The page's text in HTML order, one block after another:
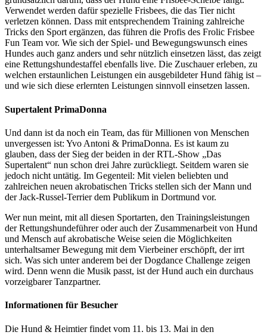
Verwendet werden dafür spezielle Frisbees, die das Tier nicht
verletzen können. Dass mit entsprechendem Training zahlreiche
Tricks den Sport ergänzen, das führen die Profis des Frolic Frisbee
Fun Team vor. Wie sich der Spiel- und Bewegungswunsch eines
Hundes auch ganz anders und sehr nützlich einsetzen lässt, das zeigt
eine Rettungshundestaffel ebenfalls live. Die Zuschauer erleben, zu
welchen erstaunlichen Leistungen ein ausgebildeter Hund fähig ist –
und wie sich diese erlernten Leistungen sinnvoll einsetzen lassen.
Supertalent PrimaDonna
Und dann ist da noch ein Team, das für Millionen von Menschen
unvergessen ist: Yvo Antoni & PrimaDonna. Es ist kaum zu
glauben, dass der Sieg der beiden in der RTL-Show „Das
Supertalent“ nun schon drei Jahre zurückliegt. Seitdem waren sie
jedoch nicht untätig. Im Gegenteil: Mit vielen beliebten und
zahlreichen neuen akrobatischen Tricks stellen sich der Mann und
der Jack-Russel-Terrier dem Publikum in Dortmund vor.
Wer nun meint, mit all diesen Sportarten, den Trainingsleistungen
der Rettungshundeführer oder auch der Zusammenarbeit von Hund
und Mensch auf akrobatische Weise seien die Möglichkeiten
unterhaltsamer Bewegung mit dem Vierbeiner erschöpft, der irrt
sich. Was sich unter anderem bei der Dogdance Challenge zeigen
wird. Denn wenn die Musik passt, ist der Hund auch ein durchaus
vorzeigbarer Tanzpartner.
Informationen für Besucher
Die Hund & Heimtier findet vom 11. bis 13. Mai in den